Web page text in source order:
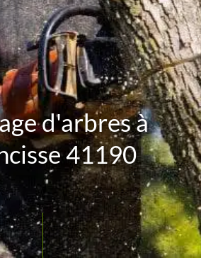
d'arbres à
41190